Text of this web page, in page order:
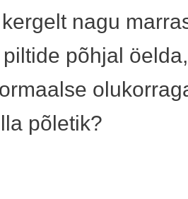
nagu
põhjal
põletik?